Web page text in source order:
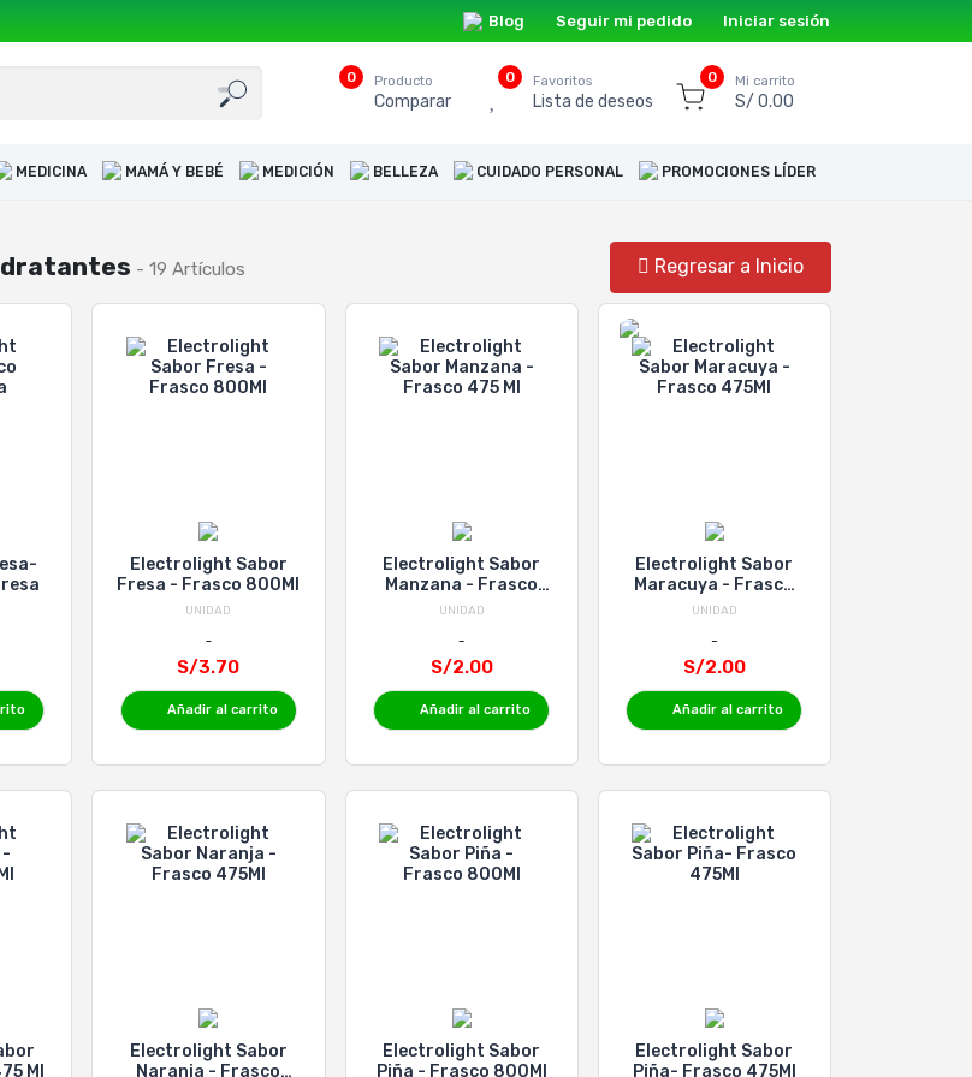
Blog Seguir mi pedido Iniciar sesión
0 Producto
Comparar
0 Favoritos
Lista de deseos
0 Mi carrito
S/ 0.00
MEDICINA MAMÁ Y BEBÉ MEDICIÓN BELLEZA CUIDADO PERSONAL PROMOCIONES LÍDER
- 19 Artículos Regresar a Inicio
Electrolight Sabor
Fresa - Frasco 800Ml
UNIDAD
S/3.70
Añadir al carrito
Electrolight Sabor
Manzana - Frasco
475 Ml
UNIDAD
S/2.00
Añadir al carrito
Electrolight Sabor
Maracuya - Frasco
475Ml
UNIDAD
S/2.00
Añadir al carrito
Ml
Electrolight Sabor
Naranja - Frasco
Electrolight Sabor
Piña - Frasco 800Ml
Electrolight Sabor
Piña- Frasco 475Ml